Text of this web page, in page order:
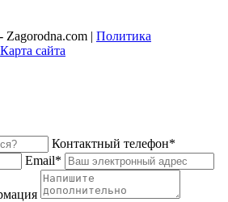
| Политика
Карта сайта
Контактный телефон*
Email*